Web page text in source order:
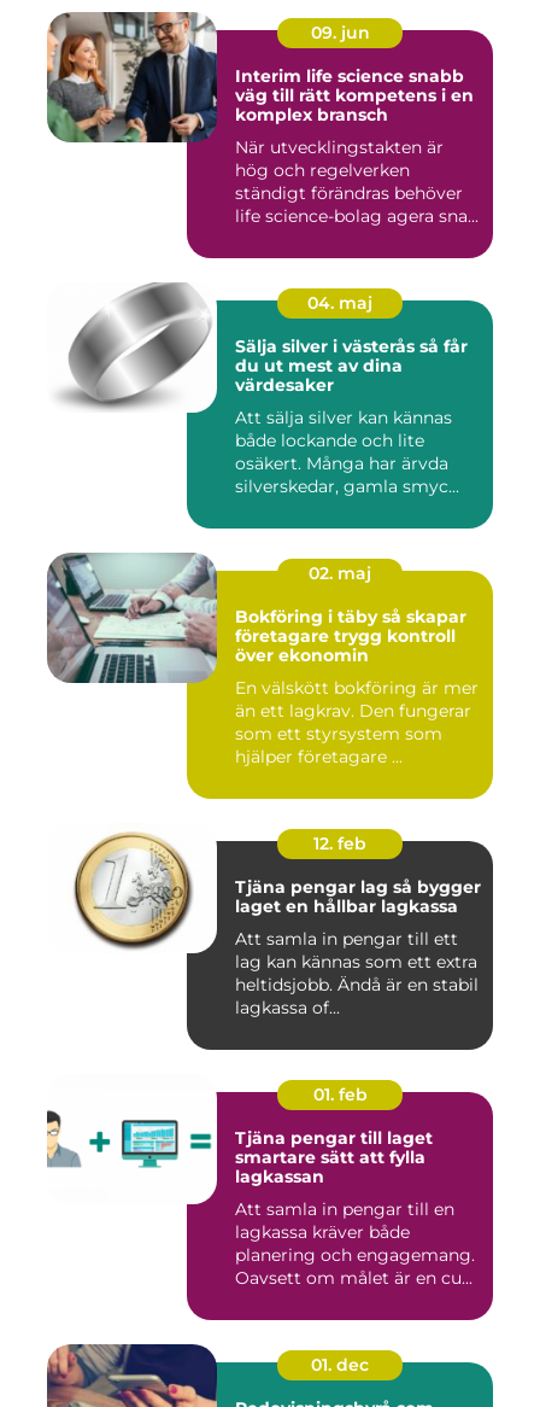
09. jun
Interim life science snabb
väg till rätt kompetens i en
komplex bransch
När utvecklingstakten är
hög och regelverken
ständigt förändras behöver
life science-bolag agera sna...
04. maj
Sälja silver i västerås så får
du ut mest av dina
värdesaker
Att sälja silver kan kännas
både lockande och lite
osäkert. Många har ärvda
silverskedar, gamla smyc...
02. maj
Bokföring i täby så skapar
företagare trygg kontroll
över ekonomin
En välskött bokföring är mer
än ett lagkrav. Den fungerar
som ett styrsystem som
hjälper företagare ...
12. feb
Tjäna pengar lag så bygger
laget en hållbar lagkassa
Att samla in pengar till ett
lag kan kännas som ett extra
heltidsjobb. Ändå är en stabil
lagkassa of...
01. feb
Tjäna pengar till laget
smartare sätt att fylla
lagkassan
Att samla in pengar till en
lagkassa kräver både
planering och engagemang.
Oavsett om målet är en cu...
01. dec